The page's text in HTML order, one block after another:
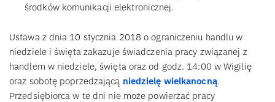
środków komunikacji elektronicznej.
Ustawa z dnia 10 stycznia 2018 o ograniczeniu handlu w
niedziele i święta zakazuje świadczenia pracy związanej z
handlem w niedziele, święta oraz od godz. 14:00 w Wigilię
oraz sobotę poprzedzającą niedzielę wielkanocną.
Przedsiębiorca w te dni nie może powierzać pracy